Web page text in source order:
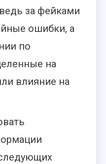
за фейками
ошибки, а
по
на
влияние на